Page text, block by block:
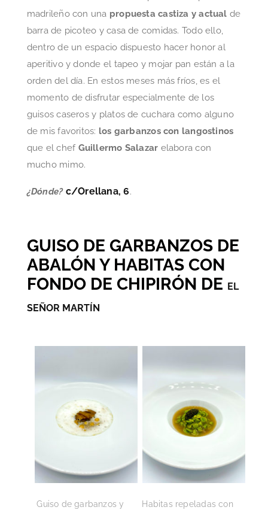
madrileño con una propuesta castiza y actual de
barra de picoteo y casa de comidas. Todo ello,
dentro de un espacio dispuesto hacer honor al
aperitivo y donde el tapeo y mojar pan están a la
orden del día. En estos meses más fríos, es el
momento de disfrutar especialmente de los
guisos caseros y platos de cuchara como alguno
de mis favoritos: los garbanzos con langostinos
que el chef Guillermo Salazar elabora con
mucho mimo.
¿Dónde? c/Orellana, 6.
GUISO DE GARBANZOS DE
ABALÓN Y HABITAS CON
FONDO DE CHIPIRÓN DE EL
SEÑOR MARTÍN
Guiso de garbanzos y
Habitas repeladas con